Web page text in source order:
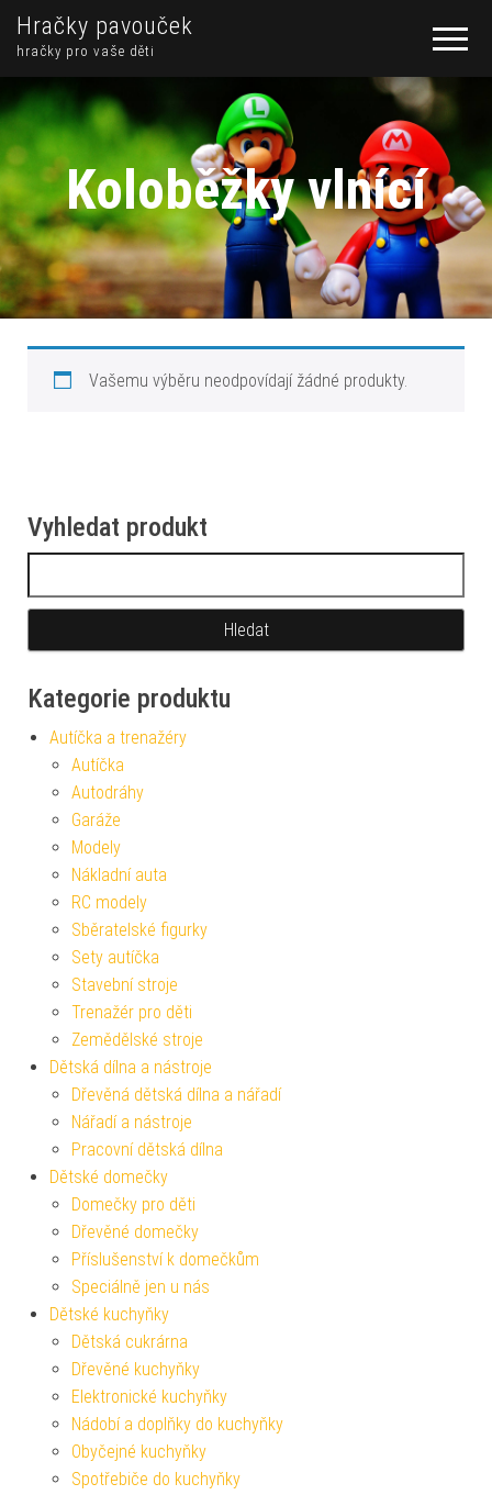
Hračky pavouček
hračky pro vaše děti
Koloběžky vlnící
Vašemu výběru neodpovídají žádné produkty.
Vyhledat produkt
Kategorie produktu
Autíčka a trenažéry
Autíčka
Autodráhy
Garáže
Modely
Nákladní auta
RC modely
Sběratelské figurky
Sety autíčka
Stavební stroje
Trenažér pro děti
Zemědělské stroje
Dětská dílna a nástroje
Dřevěná dětská dílna a nářadí
Nářadí a nástroje
Pracovní dětská dílna
Dětské domečky
Domečky pro děti
Dřevěné domečky
Příslušenství k domečkům
Speciálně jen u nás
Dětské kuchyňky
Dětská cukrárna
Dřevěné kuchyňky
Elektronické kuchyňky
Nádobí a doplňky do kuchyňky
Obyčejné kuchyňky
Spotřebiče do kuchyňky